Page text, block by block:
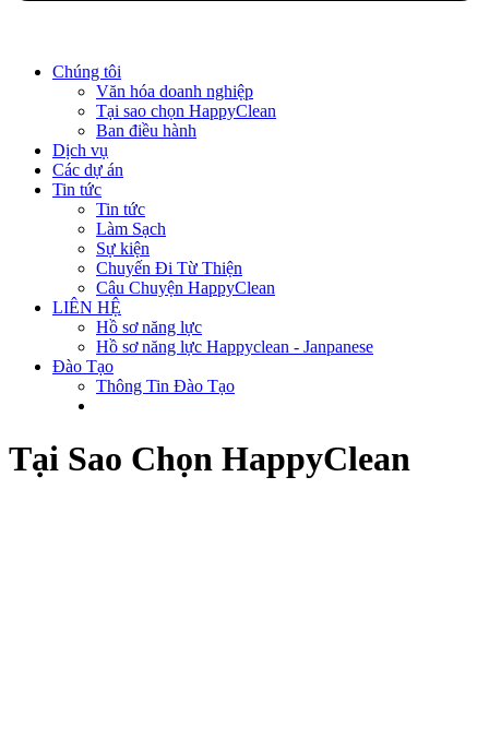
Chúng tôi
Văn hóa doanh nghiệp
Tại sao chọn HappyClean
Ban điều hành
Dịch vụ
Các dự án
Tin tức
Tin tức
Làm Sạch
Sự kiện
Chuyến Đi Từ Thiện
Câu Chuyện HappyClean
LIÊN HỆ
Hồ sơ năng lực
Hồ sơ năng lực Happyclean - Janpanese
Đào Tạo
Thông Tin Đào Tạo
Tại Sao Chọn HappyClean